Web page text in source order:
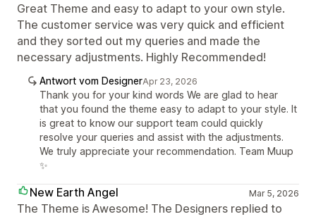
Great Theme and easy to adapt to your own style.
The customer service was very quick and efficient
and they sorted out my queries and made the
necessary adjustments. Highly Recommended!
Antwort vom DesignerApr 23, 2026
Thank you for your kind words We are glad to hear
that you found the theme easy to adapt to your style. It
is great to know our support team could quickly
resolve your queries and assist with the adjustments.
We truly appreciate your recommendation. Team Muup
✨
New Earth Angel Mar 5, 2026
The Theme is Awesome! The Designers replied to